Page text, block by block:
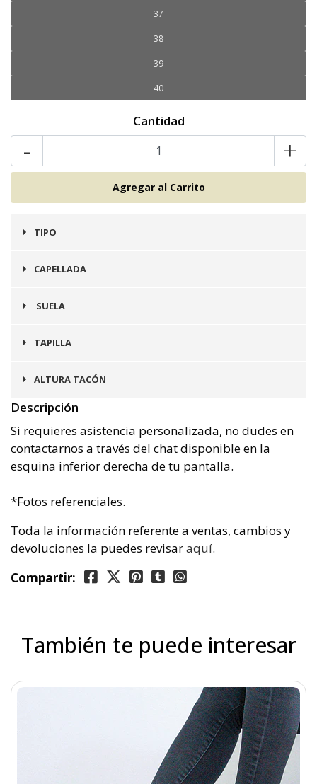
37
38
39
40
Cantidad
- +
TIPO
Puntilla
CAPELLADA
Cuero
SUELA
Prefinito
TAPILLA
Integrada en Suela
ALTURA TACÓN
5 cm
Descripción
Si requieres asistencia personalizada, no dudes en
contactarnos a través del chat disponible en la
esquina inferior derecha de tu pantalla.
*Fotos referenciales.
Toda la información referente a ventas, cambios y
devoluciones la puedes revisaraquí.
Compartir:
También te puede interesar